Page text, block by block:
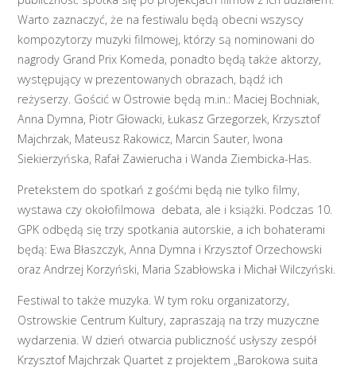
Warto zaznaczyć, że na festiwalu będą obecni wszyscy
kompozytorzy muzyki filmowej, którzy są nominowani do
nagrody Grand Prix Komeda, ponadto będą także aktorzy,
występujący w prezentowanych obrazach, bądź ich
reżyserzy. Gościć w Ostrowie będą m.in.: Maciej Bochniak,
Anna Dymna, Piotr Głowacki, Łukasz Grzegorzek, Krzysztof
Majchrzak, Mateusz Rakowicz, Marcin Sauter, Iwona
Siekierzyńska, Rafał Zawierucha i Wanda Ziembicka-Has.
Pretekstem do spotkań z gośćmi będą nie tylko filmy,
wystawa czy okołofilmowa debata, ale i książki. Podczas 10.
GPK odbędą się trzy spotkania autorskie, a ich bohaterami
będą: Ewa Błaszczyk, Anna Dymna i Krzysztof Orzechowski
oraz Andrzej Korzyński, Maria Szabłowska i Michał Wilczyński.
Festiwal to także muzyka. W tym roku organizatorzy,
Ostrowskie Centrum Kultury, zapraszają na trzy muzyczne
wydarzenia. W dzień otwarcia publiczność usłyszy zespół
Krzysztof Majchrzak Quartet z projektem „Barokowa suita